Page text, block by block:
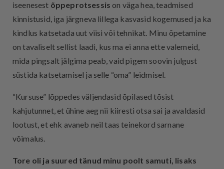
iseenesest õppeprotsessis on väga hea, teadmised
kinnistusid, iga järgneva lillega kasvasid kogemused ja ka
kindlus katsetada uut viisi või tehnikat. Minu õpetamine
on tavaliselt sellist laadi, kus ma ei anna ette valemeid,
mida pingsalt jälgima peab, vaid pigem soovin julgust
süstida katsetamisel ja selle “oma” leidmisel.
“Kursuse” lõppedes väljendasid õpilased tõsist
kahjutunnet, et ühine aeg nii kiiresti otsa sai ja avaldasid
lootust, et ehk avaneb neil taas teinekord sarnane
võimalus.
Tore oli ja suured tänud minu poolt samuti, lisaks